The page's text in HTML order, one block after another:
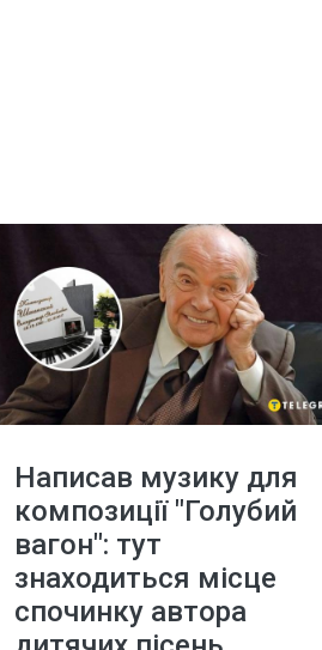
Написав музику для
композиції "Голубий
вагон": тут
знаходиться місце
спочинку автора